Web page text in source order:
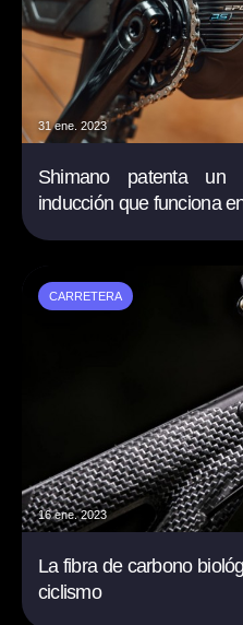
31 ene. 2023
Shimano patenta
inducción que funciona
CARRETERA
16 ene. 2023
La fibra de carbono
ciclismo